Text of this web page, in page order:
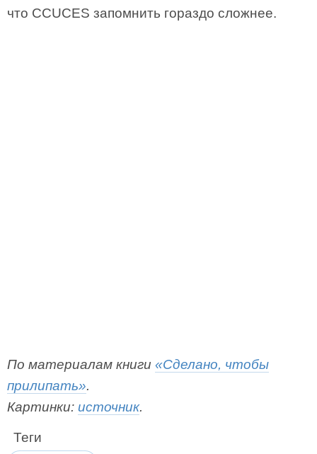
что CCUCES запомнить гораздо сложнее.
По материалам книги «Сделано, чтобы
прилипать».
Картинки: источник.
Теги